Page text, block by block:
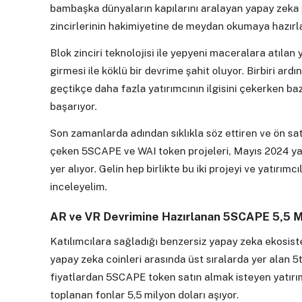
bambaşka dünyaların kapılarını aralayan yapay
zincirlerinin hakimiyetine de meydan okumaya
Blok zinciri teknolojisi ile yepyeni maceralara atılan
girmesi ile köklü bir devrime şahit oluyor. Birbiri
geçtikçe daha fazla yatırımcının ilgisini çekerken
başarıyor.
Son zamanlarda adından sıklıkla söz ettiren ve ön
çeken 5SCAPE ve WAI token projeleri, Mayıs 2024
yer alıyor. Gelin hep birlikte bu iki projeyi ve
inceleyelim.
AR ve VR Devrimine Hazırlanan 5SCAPE 5,5
Katılımcılara sağladığı benzersiz yapay zeka
yapay zeka coinleri arasında üst sıralarda yer alan
fiyatlardan 5SCAPE token satın almak isteyen
toplanan fonlar 5,5 milyon doları aşıyor.